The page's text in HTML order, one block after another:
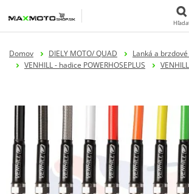
Domov DIELY MOTO/ QUAD
Lanká a
VENHILL - hadice POWERHOSEPLUS